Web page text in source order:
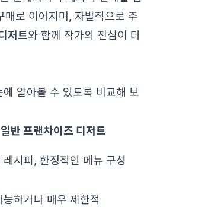
로 이어지며, 자발적으로 주
저트와 함께 작가의 진심이 더
알아볼 수 있도록 비교해 보
일반 프랜차이즈 디저트
레시피, 한정적인 메뉴 구성
능하거나 매우 제한적